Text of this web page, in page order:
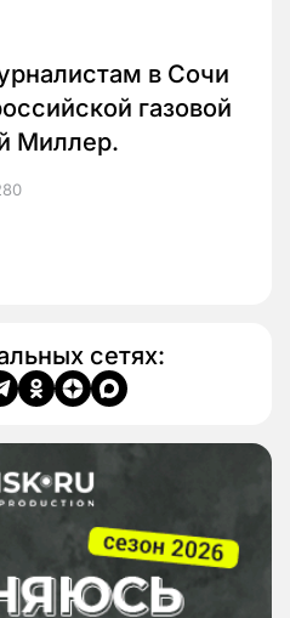
в Сочи
газовой
Миллер.
сетях: